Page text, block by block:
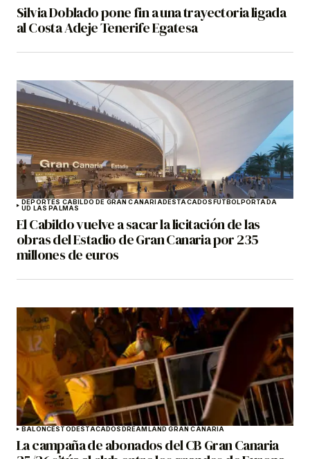
Silvia Doblado pone fin a una trayectoria ligada
al Costa Adeje Tenerife Egatesa
DEPORTES CABILDO DE GRAN CANARIADESTACADOSFÚTBOLPORTADA
UD LAS PALMAS
El Cabildo vuelve a sacar la licitación de las
obras del Estadio de Gran Canaria por 235
millones de euros
BALONCESTODESTACADOSDREAMLAND GRAN CANARIA
La campaña de abonados del CB Gran Canaria